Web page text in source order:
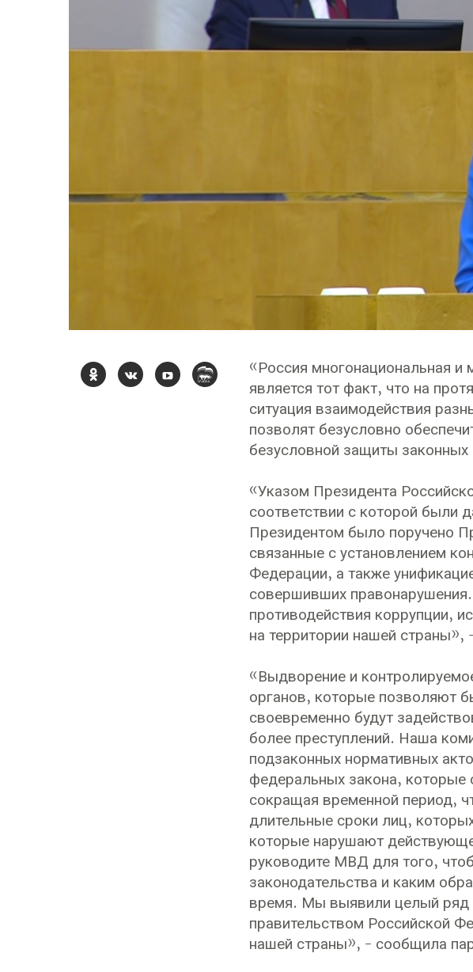
«Россия многонациональная
является тот факт, что на
ситуация взаимодействия
позволят безусловно
безусловной защиты
«Указом Президента
соответствии с которой были
Президентом было поручено
связанные с установлением
Федерации, а также
совершивших
противодействия коррупции,
на территории нашей
«Выдворение и
органов, которые позволяют
своевременно будут
более преступлений. Наша
подзаконных нормативных
федеральных закона,
сокращая временной период,
длительные сроки лиц,
которые нарушают
руководите МВД для того,
законодательства и каким
время. Мы выявили целый ряд
правительством Российской
нашей страны», - сообщила